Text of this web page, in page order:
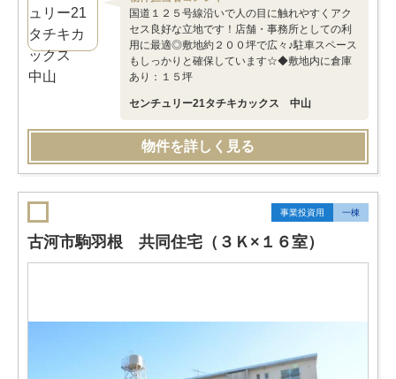
国道１２５号線沿いで人の目に触れやすくアク
セス良好な立地です！店舗・事務所としての利
用に最適◎敷地約２００坪で広々♪駐車スペース
もしっかりと確保しています☆◆敷地内に倉庫
あり：１５坪
センチュリー21タチキカックス 中山
物件を詳しく見る
事業投資用 一棟
古河市駒羽根 共同住宅（３Ｋ×１６室）